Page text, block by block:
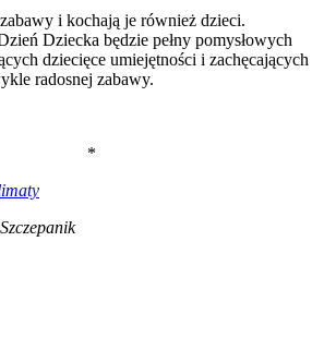
i kochają je również dzieci.
Dziecka będzie pełny pomysłowych
dziecięce umiejętności i zachęcających
radosnej zabawy.
*